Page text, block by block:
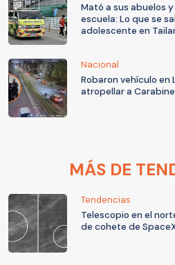
Mató a sus abuelos
escuela: Lo que se
adolescente en
Nacional
Robaron vehículo en
atropellar a
MÁS DE
Tendencias
Telescopio en el
de cohete de